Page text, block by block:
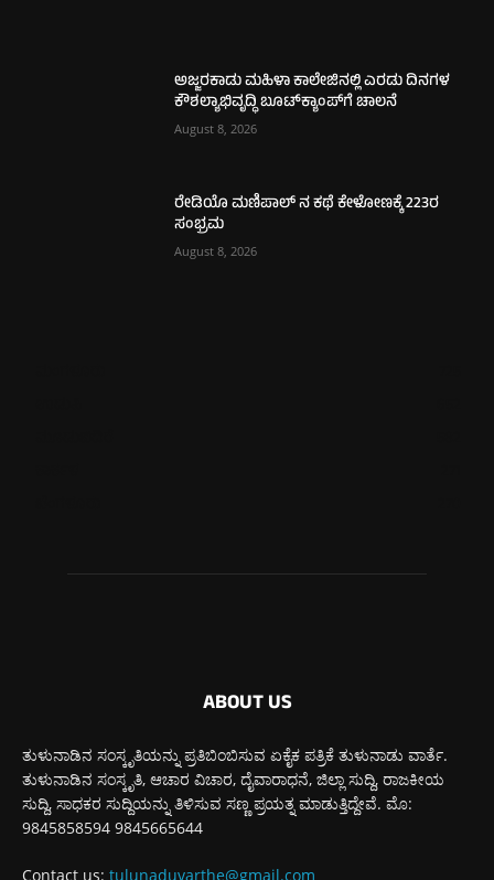
ಅಜ್ಜರಕಾಡು ಮಹಿಳಾ ಕಾಲೇಜಿನಲ್ಲಿ ಎರಡು ದಿನಗಳ
ಕೌಶಲ್ಯಾಭಿವೃದ್ಧಿ ಬೂಟ್‌ಕ್ಯಾಂಪ್‌ಗೆ ಚಾಲನೆ
August 8, 2026
ರೇಡಿಯೊ ಮಣಿಪಾಲ್ ನ ಕಥೆ ಕೇಳೋಣಕ್ಕೆ 223ರ
ಸಂಭ್ರಮ
August 8, 2026
ABOUT US
ತುಳುನಾಡಿನ ಸಂಸ್ಕೃತಿಯನ್ನು ಪ್ರತಿಬಿಂಬಿಸುವ ಏಕೈಕ ಪತ್ರಿಕೆ ತುಳುನಾಡು ವಾರ್ತೆ.
ತುಳುನಾಡಿನ ಸಂಸ್ಕೃತಿ, ಆಚಾರ ವಿಚಾರ, ದೈವಾರಾಧನೆ, ಜಿಲ್ಲಾ ಸುದ್ದಿ, ರಾಜಕೀಯ
ಸುದ್ದಿ, ಸಾಧಕರ ಸುದ್ದಿಯನ್ನು ತಿಳಿಸುವ ಸಣ್ಣ ಪ್ರಯತ್ನ ಮಾಡುತ್ತಿದ್ದೇವೆ. ಮೊ:
9845858594 9845665644
Contact us: tulunaduvarthe@gmail.com